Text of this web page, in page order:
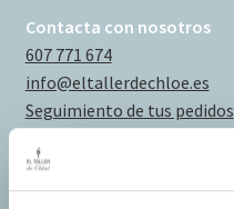
Contacta con nosotros
607 771 674
info@eltallerdechloe.es
Seguimiento de tus pedidos